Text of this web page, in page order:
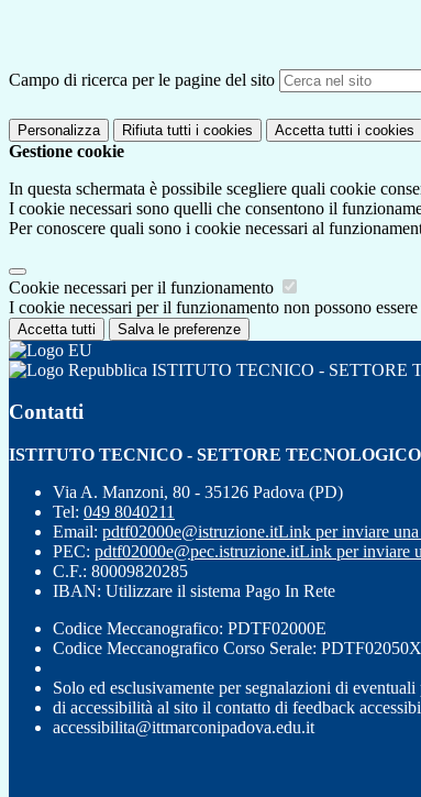
Campo di ricerca per le pagine del sito
Personalizza Rifiuta tutti i cookies Accetta tutti i cookies
Gestione cookie
In questa schermata è possibile scegliere quali cookie
I cookie necessari sono quelli che consentono il
Per conoscere quali sono i cookie necessari al
Cookie necessari per il funzionamento
I cookie necessari per il funzionamento non possono
Accetta tutti Salva le preferenze
ISTITUTO TECNICO - SETTORE
Contatti
ISTITUTO TECNICO - SETTORE
Via A. Manzoni, 80 - 35126 Padova (PD)
Tel: 049 8040211
Email: pdtf02000e@istruzione.itLink per inviare
PEC: pdtf02000e@pec.istruzione.itLink per inviare
C.F.: 80009820285
IBAN: Utilizzare il sistema Pago In Rete
Codice Meccanografico: PDTF02000E
Codice Meccanografico Corso Serale: PDTF02050X
Solo ed esclusivamente per segnalazioni di eventuali
di accessibilità al sito il contatto di feedback
accessibilita@ittmarconipadova.edu.it